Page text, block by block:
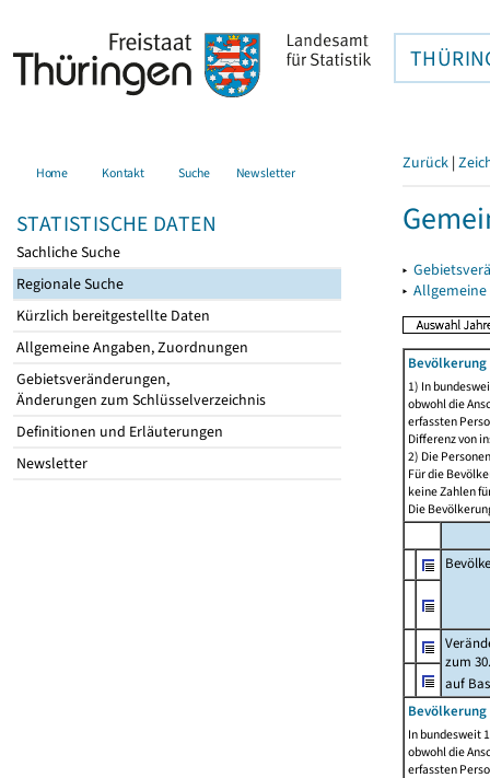
Home Kontakt Suche Newsletter
STATISTISCHE DATEN
Sachliche Suche
Regionale Suche
Kürzlich bereitgestellte Daten
Allgemeine Angaben, Zuordnungen
Gebietsveränderungen,
Änderungen zum Schlüsselverzeichnis
Definitionen und Erläuterungen
Newsletter
Zurück |
▸
▸
1) In
obwohl die
erfassten
Differenz von
2) Die
Für die
keine Zahlen
Die
zum
auf
Bevölkerung
In bundesweit
obwohl die
erfassten